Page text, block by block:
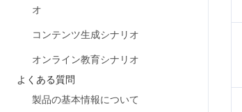
オ
コンテンツ生成シナリオ
オンライン教育シナリオ
よくある質問
製品の基本情報について